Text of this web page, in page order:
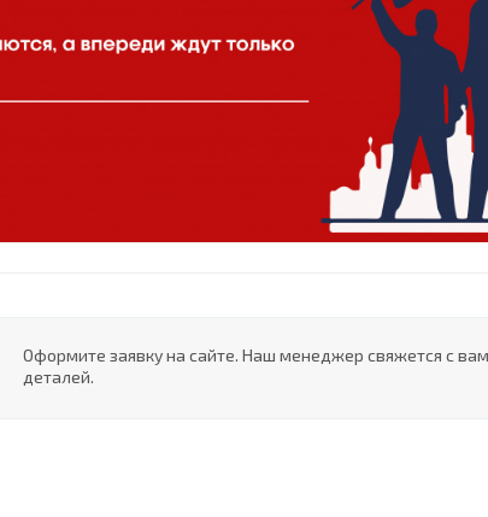
Оформите заявку на сайте. Наш менеджер свяжется с
деталей.